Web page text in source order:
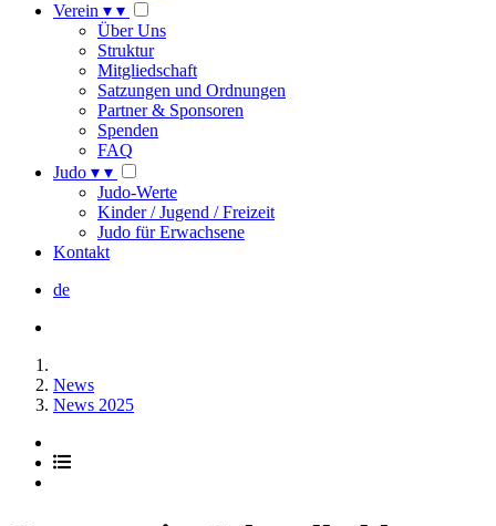
Verein ▾ ▾
Über Uns
Struktur
Mitgliedschaft
Satzungen und Ordnungen
Partner & Sponsoren
Spenden
FAQ
Judo ▾ ▾
Judo-Werte
Kinder / Jugend / Freizeit
Judo für Erwachsene
Kontakt
de
News
News 2025